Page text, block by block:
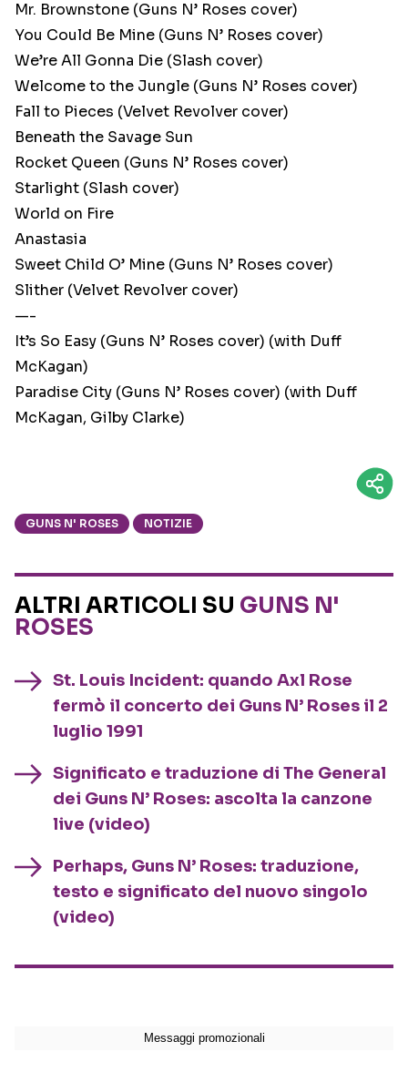
Mr. Brownstone (Guns N’ Roses cover)
You Could Be Mine (Guns N’ Roses cover)
We’re All Gonna Die (Slash cover)
Welcome to the Jungle (Guns N’ Roses cover)
Fall to Pieces (Velvet Revolver cover)
Beneath the Savage Sun
Rocket Queen (Guns N’ Roses cover)
Starlight (Slash cover)
World on Fire
Anastasia
Sweet Child O’ Mine (Guns N’ Roses cover)
Slither (Velvet Revolver cover)
—-
It’s So Easy (Guns N’ Roses cover) (with Duff
McKagan)
Paradise City (Guns N’ Roses cover) (with Duff
McKagan, Gilby Clarke)
GUNS N' ROSES NOTIZIE
ALTRI ARTICOLI SU GUNS N'
ROSES
St. Louis Incident: quando Axl Rose
fermò il concerto dei Guns N’ Roses il 2
luglio 1991
Significato e traduzione di The General
dei Guns N’ Roses: ascolta la canzone
live (video)
Perhaps, Guns N’ Roses: traduzione,
testo e significato del nuovo singolo
(video)